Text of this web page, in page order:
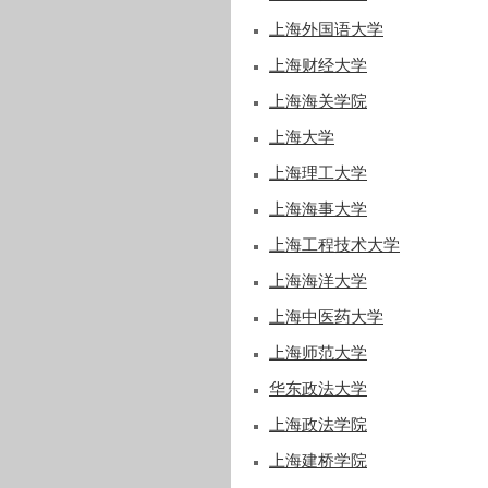
上海外国语大学
上海财经大学
上海海关学院
上海大学
上海理工大学
上海海事大学
上海工程技术大学
上海海洋大学
上海中医药大学
上海师范大学
华东政法大学
上海政法学院
上海建桥学院